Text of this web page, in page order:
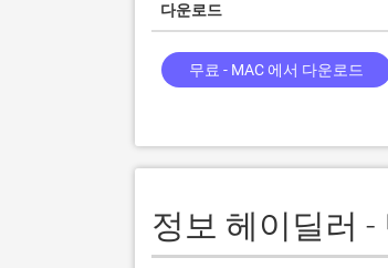
다운로드
무료 - MAC 에서 다운로드
정보 헤이딜러 -